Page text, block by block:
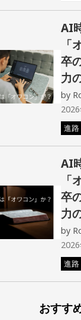
AI
「
卒
力
by
進路
AI
「
卒
力
by
進路
おすす